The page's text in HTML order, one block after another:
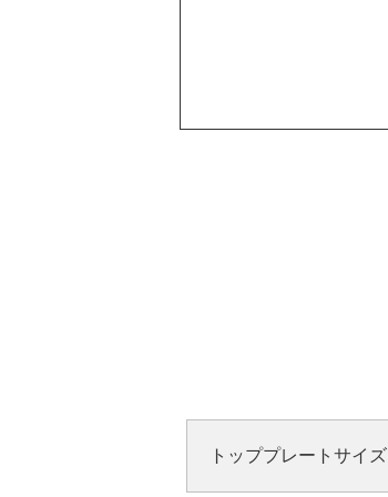
トッププレートサイズ